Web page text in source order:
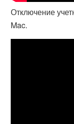
Отключение
Mac.